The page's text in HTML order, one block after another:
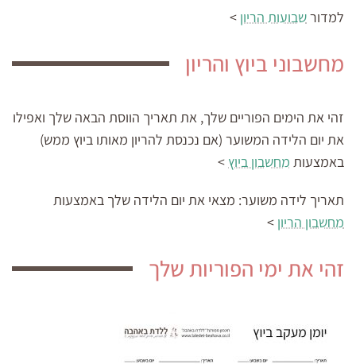
למדורשבועות הריון >
מחשבוני ביוץ והריון
זהי את הימים הפוריים שלך, את תאריך הווסת הבאה שלך ואפילו
את יום הלידה המשוער (אם נכנסת להריון מאותו ביוץ ממש)
באמצעות מחשבון ביוץ >
תאריך לידה משוער: מצאי את יום הלידה שלך באמצעות
מחשבון הריון >
זהי את ימי הפוריות שלך